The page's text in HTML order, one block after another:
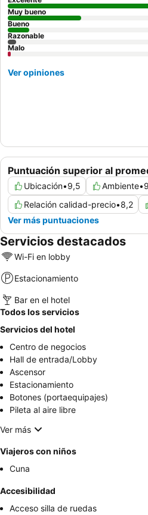
Puntuación superior al
Ubicación•9,5 Ambiente•
Relación calidad-precio•8,2
Ver más puntuaciones
Muy bueno
Bueno
Razonable
Malo
Ver opiniones
Servicios destacados
Wi-Fi en lobby
Estacionamiento
Bar en el hotel
Todos los servicios
Servicios del hotel
Centro de negocios
Hall de entrada/Lobby
Ascensor
Estacionamiento
Botones (portaequipajes)
Pileta al aire libre
Ver más
Viajeros con niños
Cuna
Accesibilidad
Acceso silla de ruedas